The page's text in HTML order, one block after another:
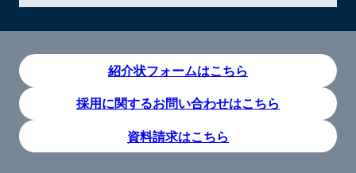
紹介状フォームはこちら
採用に関するお問い合わせはこちら
資料請求はこちら